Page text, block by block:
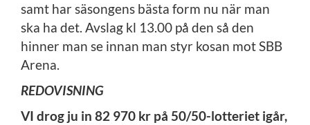
samt har säsongens bästa form nu när man
ska ha det. Avslag kl 13.00 på den så den
hinner man se innan man styr kosan mot SBB
Arena.
REDOVISNING
VI drog ju in 82 970 kr på 50/50-lotteriet igår,